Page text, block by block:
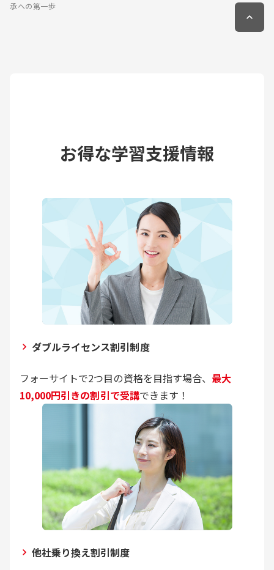
承への第一歩
お得な学習支援情報
ダブルライセンス割引制度
フォーサイトで2つ目の資格を目指す場合、 最大
10,000円引きの割引で受講できます！
他社乗り換え割引制度